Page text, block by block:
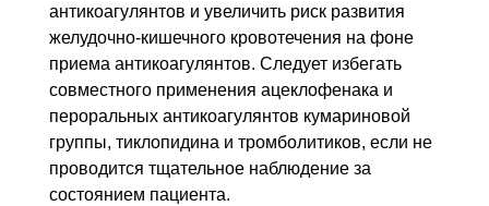
антикоагулянтов и увеличить риск развития
желудочно-кишечного кровотечения на фоне
приема антикоагулянтов. Следует избегать
совместного применения ацеклофенака и
пероральных антикоагулянтов кумариновой
группы, тиклопидина и тромболитиков, если не
проводится тщательное наблюдение за
состоянием пациента.